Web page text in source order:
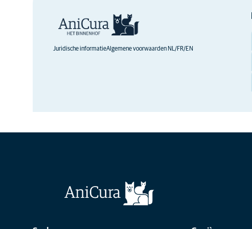
Juridische informatieAlgemene voorwaarden NL/FR/EN